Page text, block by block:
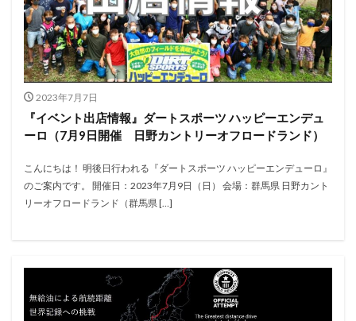
2023年7月7日
『イベント出店情報』ダートスポーツ ハッピーエンデュ
ーロ（7月9日開催 日野カントリーオフロードランド）
こんにちは！ 明後日行われる『ダートスポーツ ハッピーエンデューロ』
のご案内です。 開催日：2023年7月9日（日） 会場：群馬県 日野カント
リーオフロードランド（群馬県 […]